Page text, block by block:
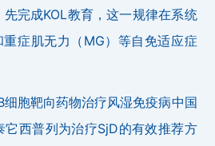
完成KOL教育，这一规律在系统
症肌无力（MG）等自免适应症
胞靶向药物治疗风湿免疫病中国
它西普列为治疗SjD的有效推荐方